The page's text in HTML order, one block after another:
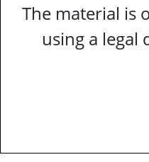
The material is
using a legal